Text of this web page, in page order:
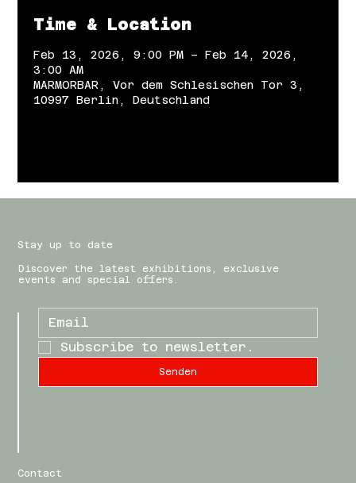
Time & Location
Feb 13, 2026, 9:00 PM – Feb 14, 2026,
3:00 AM
MARMORBAR, Vor dem Schlesischen Tor 3,
10997 Berlin, Deutschland
Stay up to date
Discover the latest exhibitions, exclusive
events and special offers.
Subscribe to newsletter.
Senden
Contact